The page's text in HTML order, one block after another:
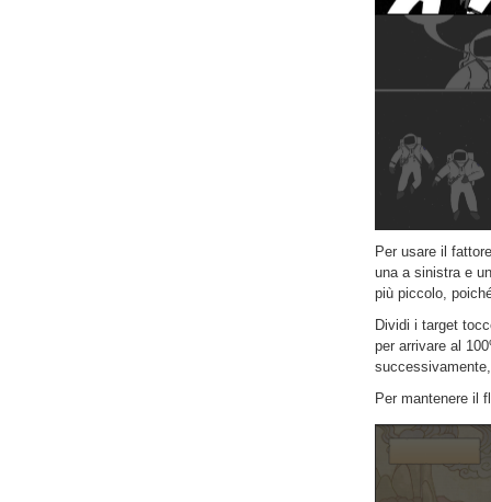
Per usare il
una a sinistra e
più piccolo,
Dividi i target
per arrivare al
Per mantenere il